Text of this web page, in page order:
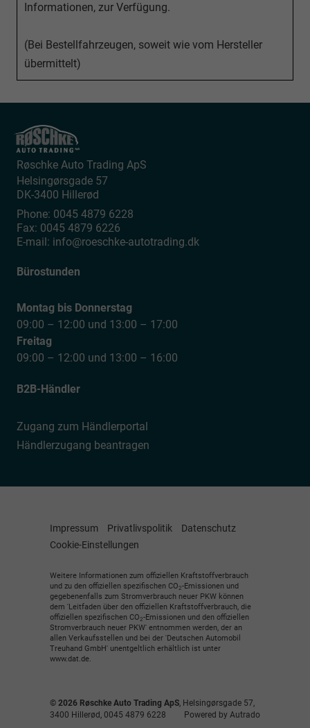
Informationen, zur Verfügung.
(Bei Bestellfahrzeugen, soweit wie vom Hersteller
übermittelt)
Røschke Auto Trading ApS
Helsingørsgade 57
DK-3400 Hillerød
Phone: 0045 4879 6228
Fax: 0045 4879 6226
E-mail: info@roeschke-autotrading.dk
Bürostunden
Montag bis Donnerstag
09:00 – 12:00 und 13:00 – 17:00
Freitag
09:00 – 12:00 und 13:00 – 16:00
B2B-Händler
Zugang zum Händlerportal
Händlerzugang beantragen
Impressum Privatlivspolitik
Datenschutz
Cookie-Einstellungen
Weitere Informationen zum offiziellen Kraftstoffverbrauch
und zu den offiziellen spezifischen CO2-Emissionen und
gegebenenfalls zum Stromverbrauch neuer PKW können
dem 'Leitfaden über den offiziellen Kraftstoffverbrauch, die
offiziellen spezifischen CO2-Emissionen und den offiziellen
Stromverbrauch neuer PKW' entnommen werden, der an
allen Verkaufsstellen und bei der 'Deutschen Automobil
Treuhand GmbH' unentgeltlich erhältlich ist unter
www.dat.de.
© 2026 Røschke Auto Trading ApS, Helsingørsgade 57,
3400 Hillerød, 0045 4879 6228 Powered by Autrado